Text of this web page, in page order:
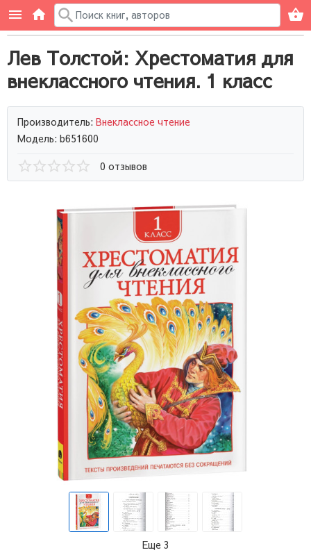
Лев Толстой: Хрестоматия для
внеклассного чтения. 1 класс
Производитель: Внеклассное чтение
Модель: b651600
0 отзывов
Еще 3